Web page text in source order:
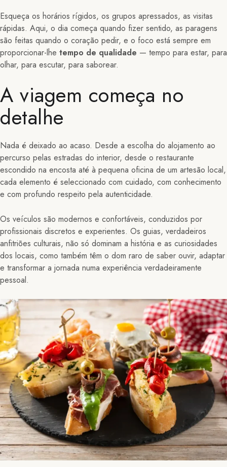
Esqueça os horários rígidos, os grupos apressados, as visitas
rápidas. Aqui, o dia começa quando fizer sentido, as paragens
são feitas quando o coração pedir, e o foco está sempre em
proporcionar-lhe tempo de qualidade — tempo para estar, para
olhar, para escutar, para saborear.
A viagem começa no
detalhe
Nada é deixado ao acaso. Desde a escolha do alojamento ao
percurso pelas estradas do interior, desde o restaurante
escondido na encosta até à pequena oficina de um artesão local,
cada elemento é seleccionado com cuidado, com conhecimento
e com profundo respeito pela autenticidade.
Os veículos são modernos e confortáveis, conduzidos por
profissionais discretos e experientes. Os guias, verdadeiros
anfitriões culturais, não só dominam a história e as curiosidades
dos locais, como também têm o dom raro de saber ouvir, adaptar
e transformar a jornada numa experiência verdadeiramente
pessoal.